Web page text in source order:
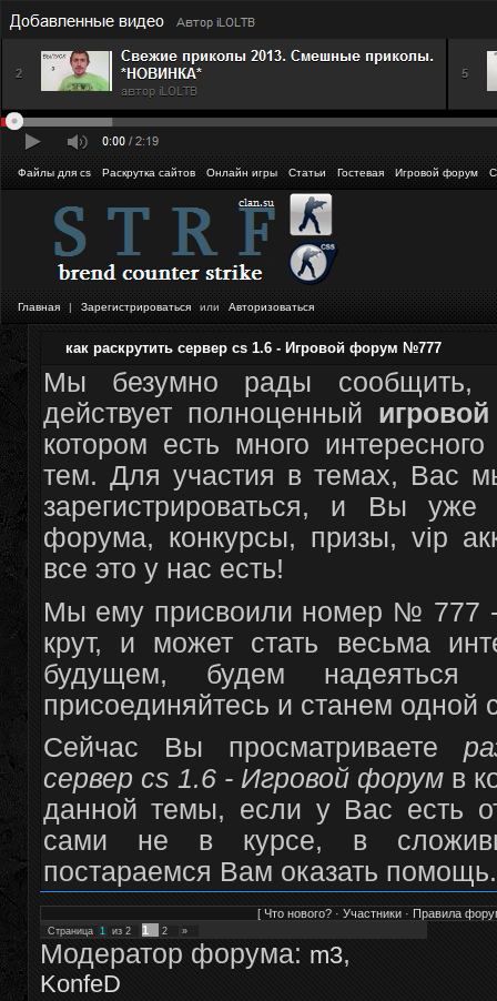
Файлы для cs Раскрутка сайтов Онлайн игры Статьи Гостевая Игровой форум
Главная | Зарегистрироваться или Авторизоваться
как раскрутить сервер cs 1.6 - Игровой форум №777
Мы безумно рады
действует полноценный
котором есть много
тем. Для участия в темах, Вас
зарегистрироваться, и Вы уже
форума, конкурсы, призы, vip
все это у нас есть!
Мы ему присвоили номер № 777 -
крут, и может стать весьма
будущем, будем
присоединяйтесь и станем одной
Сейчас Вы просматриваете
сервер cs 1.6 - Игровой форум в
данной темы, если у Вас есть
сами не в курсе, в
постараемся Вам оказать помощь.
[ Что нового?· Участники· Правила
Страница 1 из 2 1 2 »
Модератор форума: m3,
KonfeD